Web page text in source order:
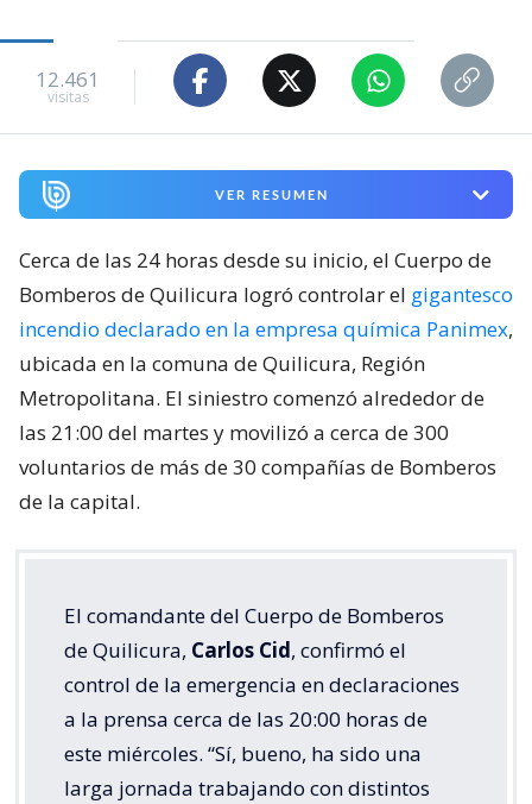
12.461
visitas
VER RESUMEN
Cerca de las 24 horas desde su inicio, el Cuerpo de
Bomberos de Quilicura logró controlar el gigantesco
incendio declarado en la empresa química Panimex,
ubicada en la comuna de Quilicura, Región
Metropolitana. El siniestro comenzó alrededor de
las 21:00 del martes y movilizó a cerca de 300
voluntarios de más de 30 compañías de Bomberos
de la capital.
El comandante del Cuerpo de Bomberos
de Quilicura, Carlos Cid, confirmó el
control de la emergencia en declaraciones
a la prensa cerca de las 20:00 horas de
este miércoles. “Sí, bueno, ha sido una
larga jornada trabajando con distintos